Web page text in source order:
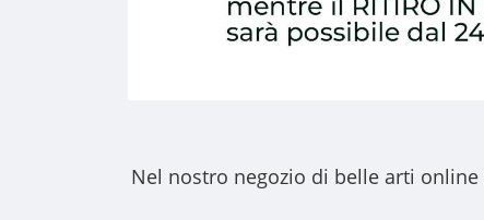
Nel nostro negozio di belle arti online